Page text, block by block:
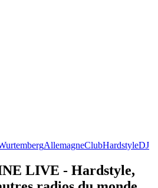
AllemagneClubHardstyleDJ
LIVE - Hardstyle,